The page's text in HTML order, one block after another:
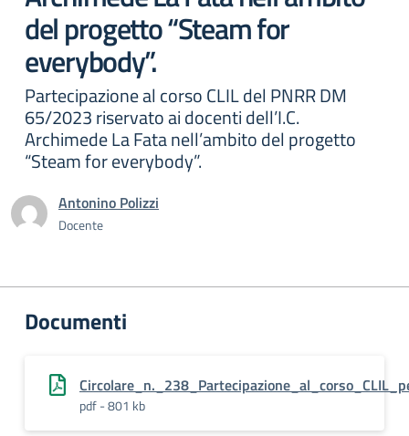
del progetto “Steam for
everybody”.
Partecipazione al corso CLIL del PNRR DM
65/2023 riservato ai docenti dell’I.C.
Archimede La Fata nell’ambito del progetto
“Steam for everybody”.
Antonino Polizzi
Docente
Documenti
pdf - 801 kb